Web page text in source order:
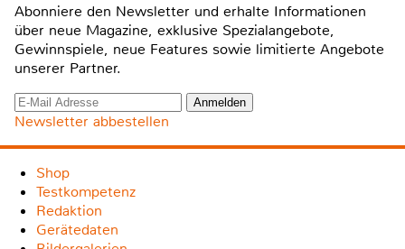
Abonniere den Newsletter und erhalte Informationen
über neue Magazine, exklusive Spezialangebote,
Gewinnspiele, neue Features sowie limitierte Angebote
unserer Partner.
Newsletter abbestellen
Shop
Testkompetenz
Redaktion
Gerätedaten